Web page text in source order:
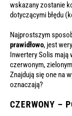
wskazany zostanie
dotyczącymi błędu
Najprostszym
prawidłowo, jest
Inwertery Solis mają
czerwonym,
Znajdują się one na
oznaczają?
CZERWONY –